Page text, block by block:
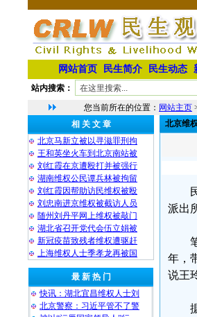
网站首页 民生简介 民生动态
站内搜索：
您当前所在的位置： 网站主页
相 关 文 章
北京马新立被以寻滋罪刑拘
王和英坐火车到北京南站被
刘红霞在京遭殴打并被强行
湖南维权公民谭兵林被拘留
刘红霞因帮助访民维权被殴
刘忠南进京维权被截访人员
随州刘丹平网上维权被敲门
湖北省召开党代会伍立娟被
新冠疫苗致残者维权遭驱赶
上海维权人士季孝龙再被国
最 新 热 门
快讯：湖北宜昌维权人士刘
北京警察：习近平管不了警
北京维
派出
年，
说王